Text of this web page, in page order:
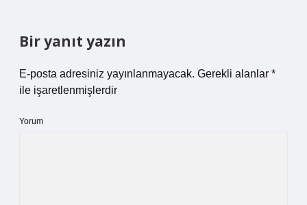
Bir yanıt yazın
E-posta adresiniz yayınlanmayacak. Gerekli alanlar *
ile işaretlenmişlerdir
Yorum